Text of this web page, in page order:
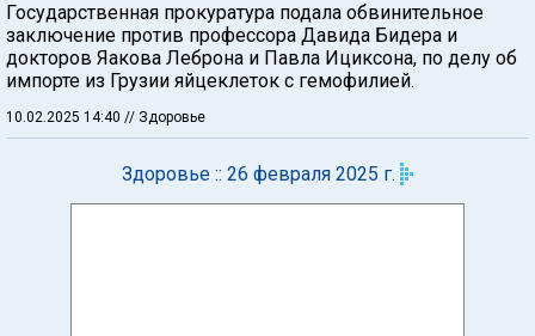
Государственная прокуратура подала обвинительное
заключение против профессора Давида Бидера и
докторов Яакова Леброна и Павла Ициксона, по делу об
импорте из Грузии яйцеклеток с гемофилией.
10.02.2025 14:40 // Здоровье
Здоровье :: 26 февраля 2025 г.